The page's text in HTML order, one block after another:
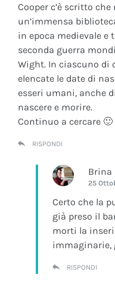
Cooper c’è scritto che
un’immensa
in epoca medievale e
seconda guerra
Wight. In ciascuno
elencate le date di
esseri umani, anche
nascere e morire.
Continuo a cercare 🙂
RISPONDI
Brina
25
Certo che la
già preso il
morti la
immaginarie,
RISPONDI